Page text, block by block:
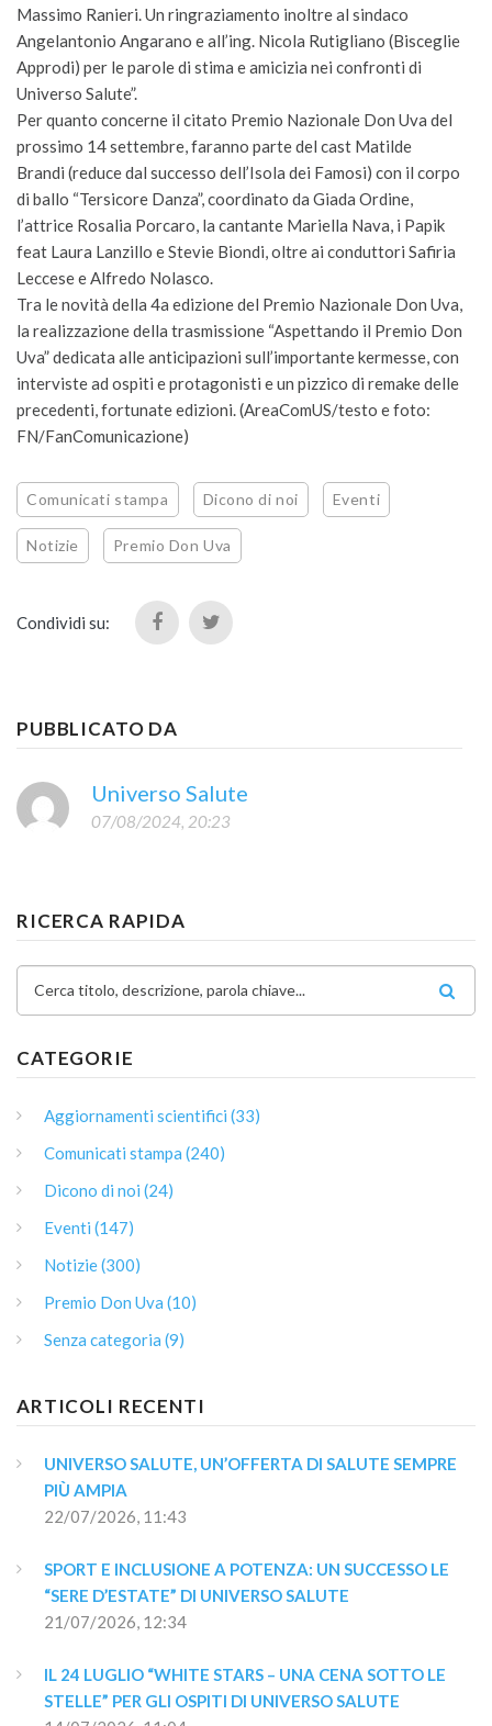
Massimo Ranieri. Un ringraziamento inoltre al sindaco
Angelantonio Angarano e all’ing. Nicola Rutigliano (Bisceglie
Approdi) per le parole di stima e amicizia nei confronti di
Universo Salute”.
Per quanto concerne il citato Premio Nazionale Don Uva del
prossimo 14 settembre, faranno parte del cast Matilde
Brandi (reduce dal successo dell’Isola dei Famosi) con il corpo
di ballo “Tersicore Danza”, coordinato da Giada Ordine,
l’attrice Rosalia Porcaro, la cantante Mariella Nava, i Papik
feat Laura Lanzillo e Stevie Biondi, oltre ai conduttori Safiria
Leccese e Alfredo Nolasco.
Tra le novità della 4a edizione del Premio Nazionale Don Uva,
la realizzazione della trasmissione “Aspettando il Premio Don
Uva” dedicata alle anticipazioni sull’importante kermesse, con
interviste ad ospiti e protagonisti e un pizzico di remake delle
precedenti, fortunate edizioni. (AreaComUS/testo e foto:
FN/FanComunicazione)
Comunicati stampa Dicono di noi Eventi
Notizie Premio Don Uva
Condividi su:
PUBBLICATO DA
Universo Salute
07/08/2024, 20:23
RICERCA RAPIDA
Cerca titolo, descrizione, parola chiave...
CATEGORIE
Aggiornamenti scientifici (33)
Comunicati stampa (240)
Dicono di noi (24)
Eventi (147)
Notizie (300)
Premio Don Uva (10)
Senza categoria (9)
ARTICOLI RECENTI
UNIVERSO SALUTE, UN’OFFERTA DI SALUTE SEMPRE
PIÙ AMPIA
22/07/2026, 11:43
SPORT E INCLUSIONE A POTENZA: UN SUCCESSO LE
“SERE D’ESTATE” DI UNIVERSO SALUTE
21/07/2026, 12:34
IL 24 LUGLIO “WHITE STARS – UNA CENA SOTTO LE
STELLE” PER GLI OSPITI DI UNIVERSO SALUTE